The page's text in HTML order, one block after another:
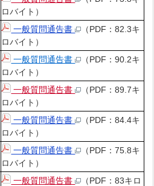
ロバイト）
一般質問通告書
（PDF：82.3キ
ロバイト）
一般質問通告書
（PDF：90.2キ
ロバイト）
一般質問通告書
（PDF：89.7キ
ロバイト）
一般質問通告書
（PDF：84.4キ
ロバイト）
一般質問通告書
（PDF：75.8キ
ロバイト）
一般質問通告書
（PDF：83キロ